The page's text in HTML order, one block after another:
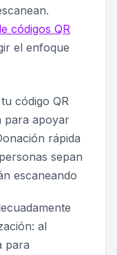
códigos QR
el enfoque
código QR
para apoyar
rápida
sepan
escaneando
al
para